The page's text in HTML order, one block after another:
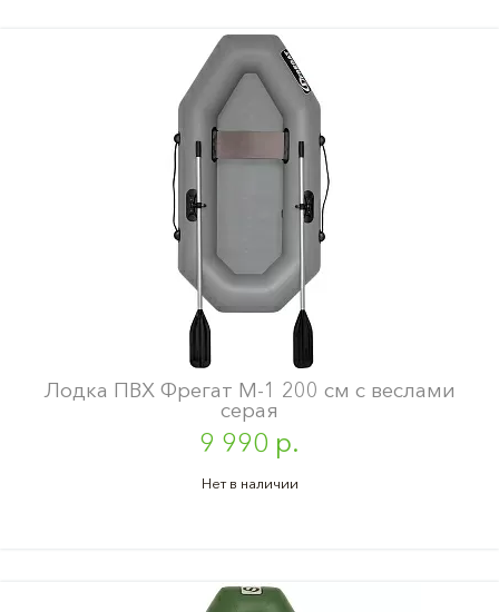
Лодка ПВХ Фрегат М-1 200 см с веслами
серая
9 990 р.
Нет в наличии